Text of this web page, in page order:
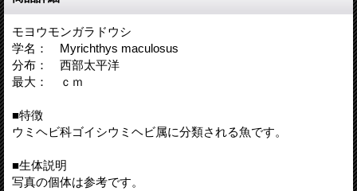
モヨウモンガラドウシ
学名： Myrichthys maculosus
分布： 西部太平洋
最大： ｃｍ
■特徴
ウミヘビ科ゴイシウミヘビ属に分類される魚です。
■生体説明
写真の個体は参考です。